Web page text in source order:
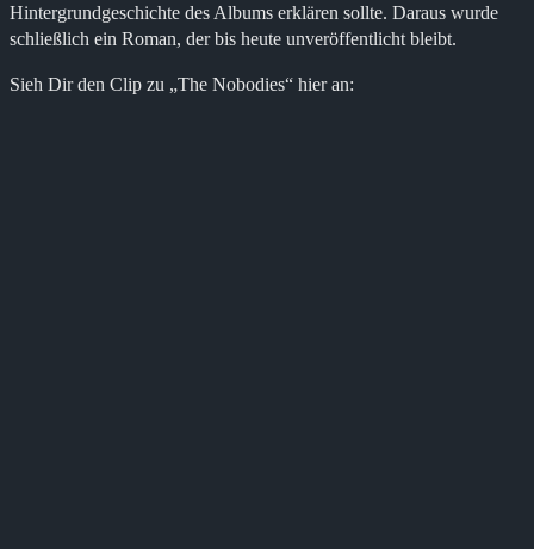
Hintergrundgeschichte des Albums erklären sollte. Daraus wurde
schließlich ein Roman, der bis heute unveröffentlicht bleibt.
Sieh Dir den Clip zu „The Nobodies“ hier an: